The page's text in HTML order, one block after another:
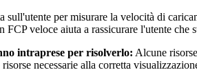
sull'utente per misurare la velocità di
FCP veloce aiuta a rassicurare l'utente che
intraprese per risolverlo: Alcune
risorse necessarie alla corretta